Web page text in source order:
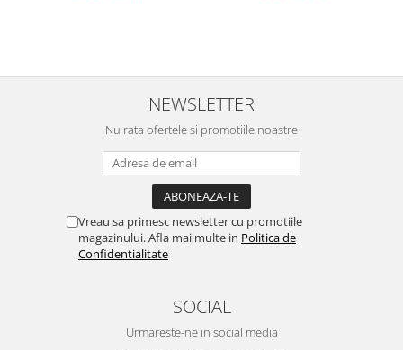
NEWSLETTER
Nu rata ofertele si promotiile noastre
Vreau sa primesc newsletter cu promotiile
magazinului. Afla mai multe in Politica de
Confidentialitate
SOCIAL
Urmareste-ne in social media